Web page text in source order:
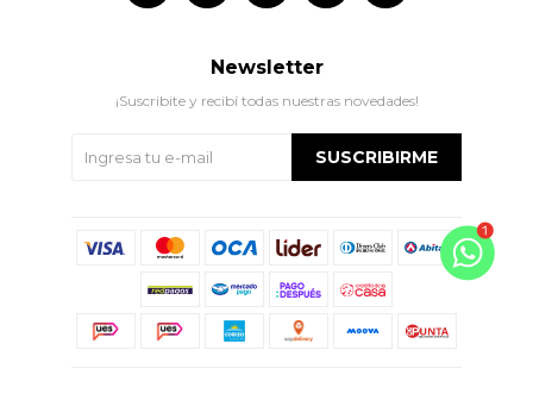
Newsletter
¡Suscribite y recibí todas nuestras novedades!
SUSCRIBIRME